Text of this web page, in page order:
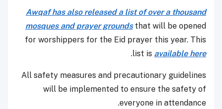
Awqaf has also released a list of over a thousand
mosques and prayer groundsthat will be opened
for worshippers for the Eid prayer this year. This
list is available here
.
All safety measures and precautionary guidelines
will be implemented to ensure the safety of
everyone in attendance.